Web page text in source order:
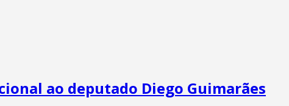
ao deputado Diego Guimarães